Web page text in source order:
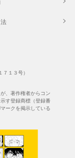
、著作権者からコン
す登録商標（登録番
ークを掲示している